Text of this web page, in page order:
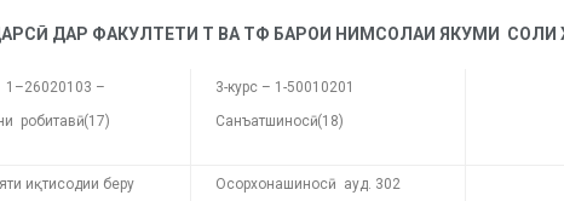
ДАР ФАКУЛТЕТИ Т ВА ТФ БАРОИ НИМСОЛАИ ЯКУМИ СОЛИ
1–26020103 –
робитавӣ (17)
3-курс – 1-50010201
Санъатшиносӣ (18)
иқтисодии беру
Осорхонашиносӣ ауд. 302